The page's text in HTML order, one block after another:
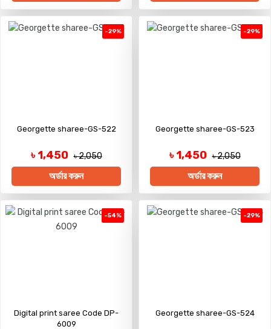
-29%
Georgette sharee-GS-522
৳ 1,450 ৳ 2,050
অর্ডার করুন
-29%
Georgette sharee-GS-523
৳ 1,450 ৳ 2,050
অর্ডার করুন
-54%
Digital print saree Code DP-
6009
-29%
Georgette sharee-GS-524